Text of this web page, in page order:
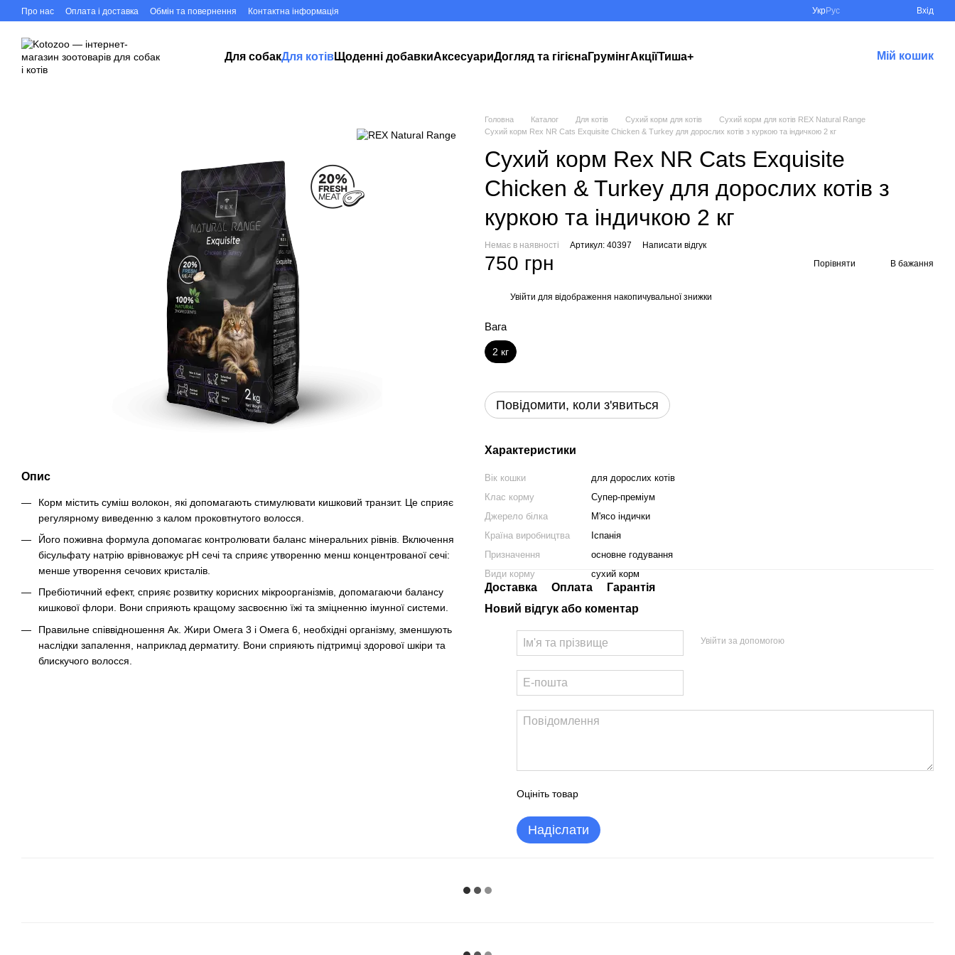
Перейти до основного контенту
Про нас Оплата і доставка Обмін та повернення Контактна інформація УкрРус Вхід
Для собакДля котівЩоденні добавкиАксесуариДогляд та гігієнаГрумінгАкціїТиша+ Мій кошик
Опис
Корм містить суміш волокон, які допомагають стимулювати кишковий транзит. Це сприяє
регулярному виведенню з калом проковтнутого волосся.
Його поживна формула допомагає контролювати баланс мінеральних рівнів. Включення
бісульфату натрію врівноважує pH сечі та сприяє утворенню менш концентрованої сечі:
менше утворення сечових кристалів.
Пребіотичний ефект, сприяє розвитку корисних мікроорганізмів, допомагаючи балансу
кишкової флори. Вони сприяють кращому засвоєнню їжі та зміцненню імунної системи.
Правильне співвідношення Ак. Жири Омега 3 і Омега 6, необхідні організму, зменшують
наслідки запалення, наприклад дерматиту. Вони сприяють підтримці здорової шкіри та
блискучого волосся.
Головна Каталог Для котів Сухий корм для котів
Сухий корм для котів REX Natural Range
Сухий корм Rex NR Cats Exquisite Chicken & Turkey для дорослих котів з куркою та індичкою 2 кг
Сухий корм Rex NR Cats Exquisite
Chicken & Turkey для дорослих котів з
куркою та індичкою 2 кг
Немає в наявності Артикул: 40397 Написати відгук
750 грн Порівняти В бажання
Увійти для відображення накопичувальної знижки
Вага
2 кг
Повідомити, коли з'явиться
Характеристики
Вік кошки
для дорослих котів
Клас корму
Супер-преміум
Джерело білка
М'ясо індички
Країна виробництва
Іспанія
Призначення
основне годування
Види корму
сухий корм
Доставка Оплата
Гарантія
Новий відгук або коментар
Увійти за допомогою
Оцініть товар
Надіслати